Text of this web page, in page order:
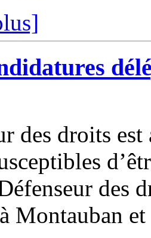
des droits
des
Montauban